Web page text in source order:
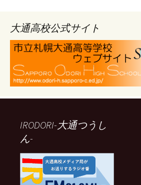
ブ
大通高校公式サイト
IRODORI-大通つうし
ん-